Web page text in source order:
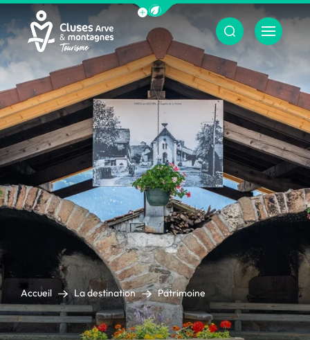
Afficher la barre de navigation du
Cluses Arve &amp; montagnes
Menu
Accueil La destination Patrimoine